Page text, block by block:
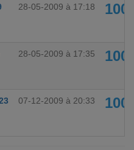
28-05-2009 à 17:18
28-05-2009 à 17:35
07-12-2009 à 20:33